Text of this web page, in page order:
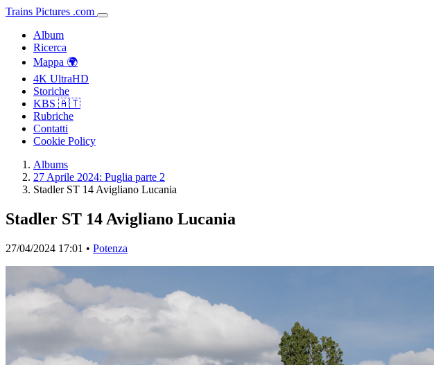
Trains Pictures .com
Album
Ricerca
Mappa 🌍
4K UltraHD
Storiche
KBS 🇦🇹
Rubriche
Contatti
Cookie Policy
Albums
27 Aprile 2024: Puglia parte 2
Stadler ST 14 Avigliano Lucania
Stadler ST 14 Avigliano Lucania
27/04/2024 17:01 • Potenza